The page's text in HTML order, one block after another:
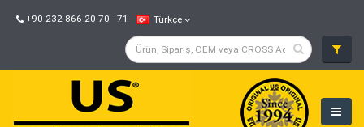
+90 232 866 20 70 - 71 Türkçe